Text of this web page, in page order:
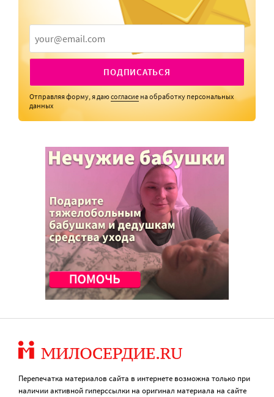
ПОДПИСАТЬСЯ
Отправляя форму, я даюсогласие на обработку персональных
данных
Перепечатка материалов сайта в интернете возможна только при
наличии активной гиперссылки на оригинал материала на сайте